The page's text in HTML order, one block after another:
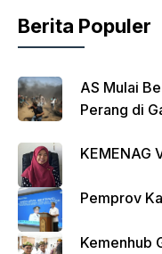
o
k
p
Berita Populer
AS Mulai
Perang di
KEMENAG
Pemprov
Kemenhub